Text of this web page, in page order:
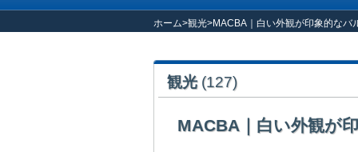
ホーム>観光>MACBA｜白い外観が印象的なバ
観光 (127)
MACBA｜白い外観が